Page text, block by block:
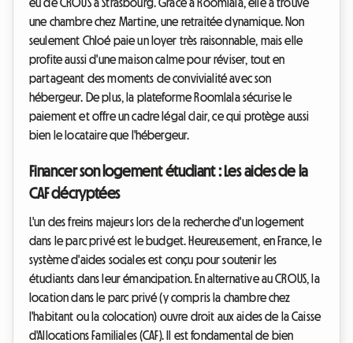
eu de CROUS à Strasbourg. Grâce à Roomlala, elle a trouvé
une chambre chez Martine, une retraitée dynamique. Non
seulement Chloé paie un loyer très raisonnable, mais elle
profite aussi d'une maison calme pour réviser, tout en
partageant des moments de convivialité avec son
hébergeur. De plus, la plateforme Roomlala sécurise le
paiement et offre un cadre légal clair, ce qui protège aussi
bien le locataire que l'hébergeur.
Financer son logement étudiant : Les aides de la
CAF décryptées
L'un des freins majeurs lors de la recherche d'un logement
dans le parc privé est le budget. Heureusement, en France, le
système d'aides sociales est conçu pour soutenir les
étudiants dans leur émancipation. En alternative au CROUS, la
location dans le parc privé (y compris la chambre chez
l'habitant ou la colocation) ouvre droit aux aides de la Caisse
d'Allocations Familiales (CAF). Il est fondamental de bien